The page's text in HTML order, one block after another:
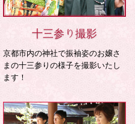
十三参り撮影
京都市内の神社で振袖姿のお嬢さ
まの十三参りの様子を撮影いたし
ます！